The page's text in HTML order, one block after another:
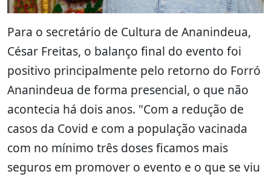
Para o secretário de Cultura de Ananindeua,
César Freitas, o balanço final do evento foi
positivo principalmente pelo retorno do Forró
Ananindeua de forma presencial, o que não
acontecia há dois anos. "Com a redução de
casos da Covid e com a população vacinada
com no mínimo três doses ficamos mais
seguros em promover o evento e o que se viu